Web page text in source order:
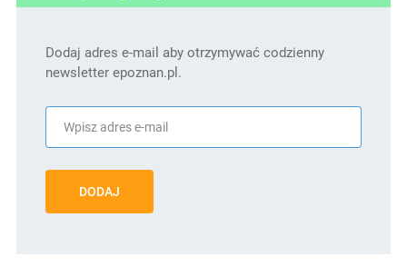
Dodaj adres e-mail aby otrzymywać codzienny
newsletter epoznan.pl.
DODAJ